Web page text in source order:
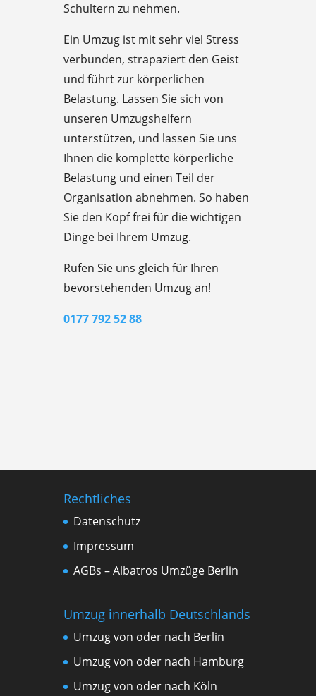
Schultern zu nehmen.
Ein Umzug ist mit sehr viel Stress
verbunden, strapaziert den Geist
und führt zur körperlichen
Belastung. Lassen Sie sich von
unseren Umzugshelfern
unterstützen, und lassen Sie uns
Ihnen die komplette körperliche
Belastung und einen Teil der
Organisation abnehmen. So haben
Sie den Kopf frei für die wichtigen
Dinge bei Ihrem Umzug.
Rufen Sie uns gleich für Ihren
bevorstehenden Umzug an!
0177 792 52 88
Rechtliches
Datenschutz
Impressum
AGBs – Albatros Umzüge Berlin
Umzug innerhalb Deutschlands
Umzug von oder nach Berlin
Umzug von oder nach Hamburg
Umzug von oder nach Köln